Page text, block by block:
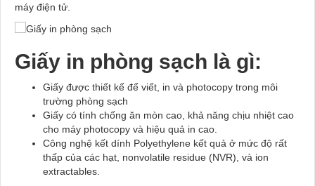
máy điện tử.
Giấy in phòng sạch là gì:
Giấy được thiết kế để viết, in và photocopy trong môi
trường phòng sạch
Giấy có tính chống ăn mòn cao, khả năng chịu nhiệt cao
cho máy photocopy và hiệu quả in cao.
Công nghệ kết dính Polyethylene kết quả ở mức độ rất
thấp của các hạt, nonvolatile residue (NVR), và ion
extractables.